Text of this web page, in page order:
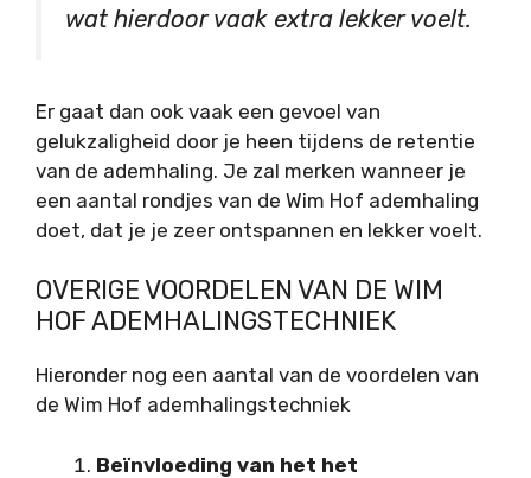
wat hierdoor vaak extra lekker voelt.
Er gaat dan ook vaak een gevoel van
gelukzaligheid door je heen tijdens de retentie
van de ademhaling. Je zal merken wanneer je
een aantal rondjes van de Wim Hof ademhaling
doet, dat je je zeer ontspannen en lekker voelt.
OVERIGE VOORDELEN VAN DE WIM
HOF ADEMHALINGSTECHNIEK
Hieronder nog een aantal van de voordelen van
de Wim Hof ademhalingstechniek
Beïnvloeding van het het